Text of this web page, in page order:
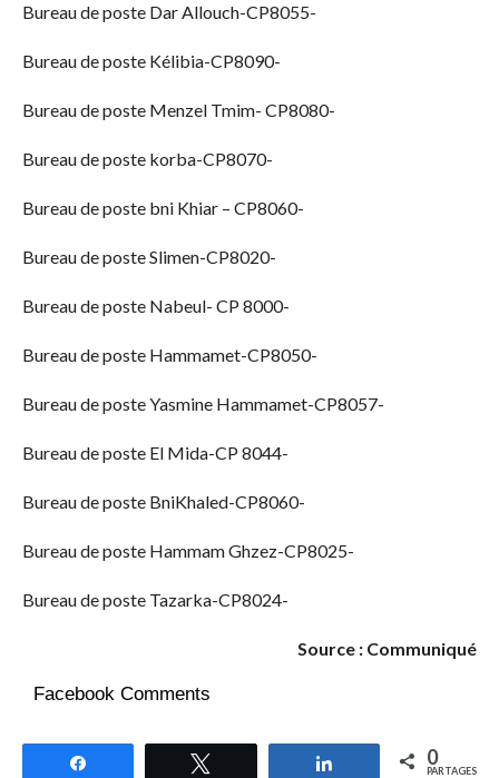
Bureau de poste Dar Allouch-CP8055-
Bureau de poste Kélibia-CP8090-
Bureau de poste Menzel Tmim- CP8080-
Bureau de poste korba-CP8070-
Bureau de poste bni Khiar – CP8060-
Bureau de poste Slimen-CP8020-
Bureau de poste Nabeul- CP 8000-
Bureau de poste Hammamet-CP8050-
Bureau de poste Yasmine Hammamet-CP8057-
Bureau de poste El Mida-CP 8044-
Bureau de poste BniKhaled-CP8060-
Bureau de poste Hammam Ghzez-CP8025-
Bureau de poste Tazarka-CP8024-
Source : Communiqué
Facebook Comments
Partagez 0
PARTAGES